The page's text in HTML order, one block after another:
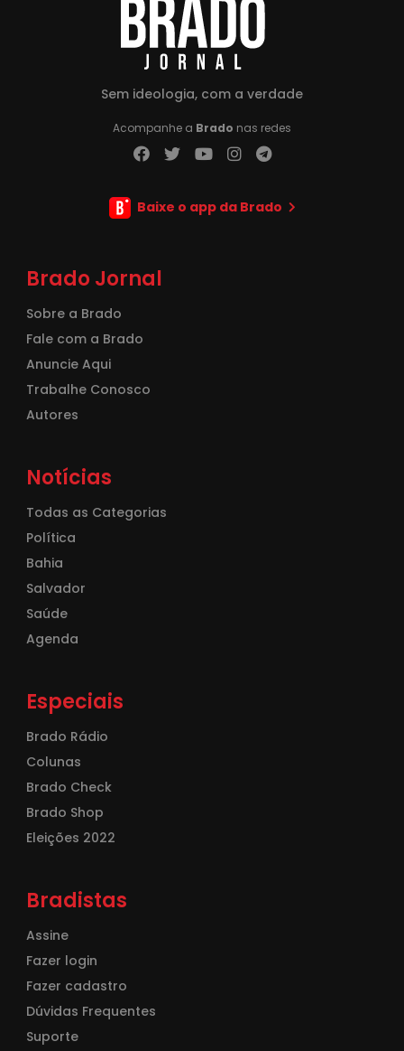
Sem ideologia, com a verdade
Acompanhe a Brado nas redes
Baixe o app da Brado
Brado Jornal
Sobre a Brado
Fale com a Brado
Anuncie Aqui
Trabalhe Conosco
Autores
Notícias
Todas as Categorias
Política
Bahia
Salvador
Saúde
Agenda
Especiais
Brado Rádio
Colunas
Brado Check
Brado Shop
Eleições 2022
Bradistas
Assine
Fazer login
Fazer cadastro
Dúvidas Frequentes
Suporte